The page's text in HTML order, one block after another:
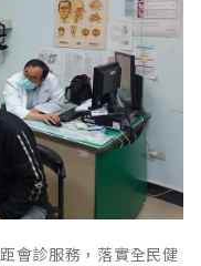
會診服務，落實全民健